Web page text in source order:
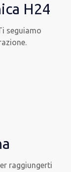
H24
seguiamo
raggiungerti